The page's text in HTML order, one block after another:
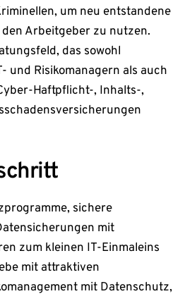
um neu entstandene
Arbeitgeber zu nutzen.
das sowohl
und Risikomanagern als auch
Haftpflicht-, Inhalts-,
sichere
mit
zum kleinen IT-Einmaleins
mit attraktiven
mit Datenschutz,